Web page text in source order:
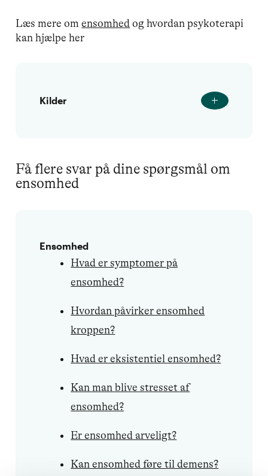
Læs mere omensomhed og hvordan psykoterapi
kan hjælpe her
Kilder
Få flere svar på dine spørgsmål om
ensomhed
Ensomhed
Hvad er symptomer på
ensomhed?
Hvordan påvirker ensomhed
kroppen?
Hvad er eksistentiel ensomhed?
Kan man blive stresset af
ensomhed?
Er ensomhed arveligt?
Kan ensomhed føre til demens?